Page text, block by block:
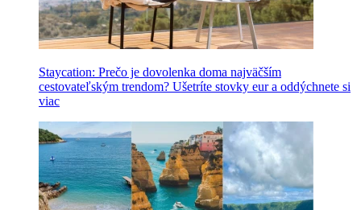
Staycation: Prečo je dovolenka doma najväčším
cestovateľským trendom? Ušetríte stovky eur a oddýchnete si
viac